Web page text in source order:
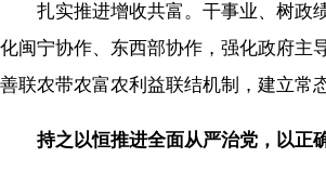
扎实推进增收共富。干事业、树政绩
化闽宁协作、东西部协作，强化政府主
善联农带农富农利益联结机制，建立常
持之以恒推进全面从严治党，以正